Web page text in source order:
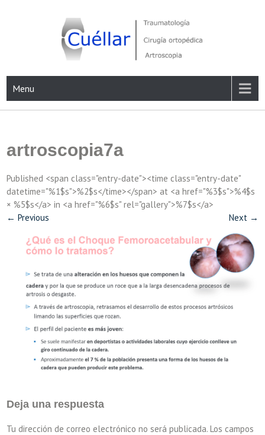
Menu
artroscopia7a
Published <span class="entry-date"><time class="entry-date"
datetime="%1$s">%2$s</time></span> at <a href="%3$s">%4$s
× %5$s</a> in <a href="%6$s" rel="gallery">%7$s</a>
← Previous Next →
Deja una respuesta
Tu dirección de correo electrónico no será publicada. Los campos